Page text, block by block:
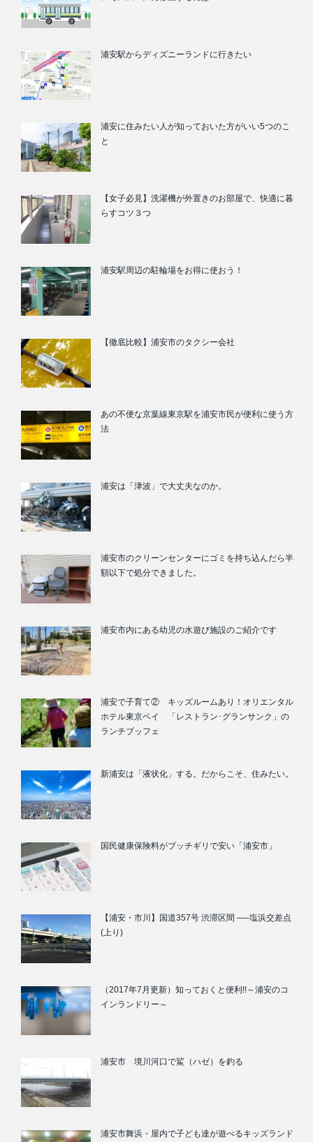
浦安駅からディズニーランドに行きたい
浦安に住みたい人が知っておいた方がいい5つのこ
と
【女子必見】洗濯機が外置きのお部屋で、快適に暮
らすコツ３つ
浦安駅周辺の駐輪場をお得に使おう！
【徹底比較】浦安市のタクシー会社
あの不便な京葉線東京駅を浦安市民が便利に使う方
法
浦安は「津波」で大丈夫なのか。
浦安市のクリーンセンターにゴミを持ち込んだら半
額以下で処分できました。
浦安市内にある幼児の水遊び施設のご紹介です
浦安で子育て② キッズルームあり！オリエンタル
ホテル東京ベイ 「レストラン･グランサンク」の
ランチブッフェ
新浦安は「液状化」する。だからこそ、住みたい。
国民健康保険料がブッチギリで安い「浦安市」
【浦安・市川】国道357号 渋滞区間 ──塩浜交差点
(上り)
（2017年7月更新）知っておくと便利!!～浦安のコ
インランドリー～
浦安市 境川河口で鯊（ハゼ）を釣る
浦安市舞浜・屋内で子ども達が遊べるキッズランド